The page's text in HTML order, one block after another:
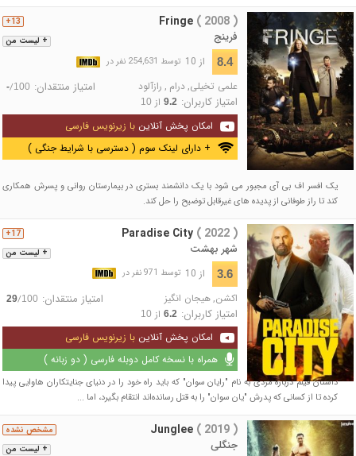
+ لیست من
13+ Fringe ( 2008 )
فرینج
8.4 از 10 توسط 254,631 نفر در
علمی تخیلی,درام , رازآلود امتیاز منتقدان: -/100
امتیاز کاربران: 9.2از 10
امکان پخش آنلاین با زیرنویس فارسی
+ دارای لینک سوم ( دسترسی با شرایط جنگی )
یک افسر اف بی آی مجبور می شود با یک دانشمند بستری در بیمارستان روانی و پسرش همکاری
کند تا راز طوفانی از پدیده های غیرقابل توضیح را حل کند.
+ لیست من
17+ Paradise City ( 2022 )
شهر بهشت
3.6 از 10 توسط 971 نفر در
اکشن, هیجان انگیز امتیاز منتقدان: 29/100
امتیاز کاربران: 6.2از 10
امکان پخش آنلاین با زیرنویس فارسی
همراه با نسخه کامل دوبله فارسی ( دو زبانه )
داستان فیلم درباره مردی به نام "رایان سوان" که باید راه خود را در دنیای جنایتکاران هاوایی پیدا
کرده تا از کسانی که پدرش "یان سوان" را به قتل رسانده‌اند انتقام بگیرد، اما ...
+ لیست من
مشخص نشده Junglee ( 2019 )
جنگلی